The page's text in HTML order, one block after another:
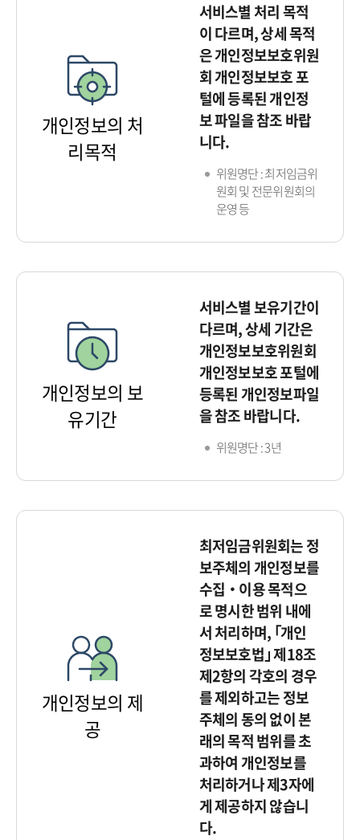
개인정보의 처
리목적
서비스별 처리 목적
이 다르며, 상세 목적
은 개인정보보호위원
회 개인정보보호 포
털에 등록된 개인정
보 파일을 참조 바랍
니다.
위원명단 : 최저임금위
원회 및 전문위원회의
운영 등
개인정보의 보
유기간
서비스별 보유기간이
다르며, 상세 기간은
개인정보보호위원회
개인정보보호 포털에
등록된 개인정보파일
을 참조 바랍니다.
위원명단 : 3년
개인정보의 제
공
최저임금위원회는 정
보주체의 개인정보를
수집‧이용 목적으
로 명시한 범위 내에
서 처리하며, ｢개인
정보보호법｣ 제18조
제2항의 각호의 경우
를 제외하고는 정보
주체의 동의 없이 본
래의 목적 범위를 초
과하여 개인정보를
처리하거나 제3자에
게 제공하지 않습니
다.